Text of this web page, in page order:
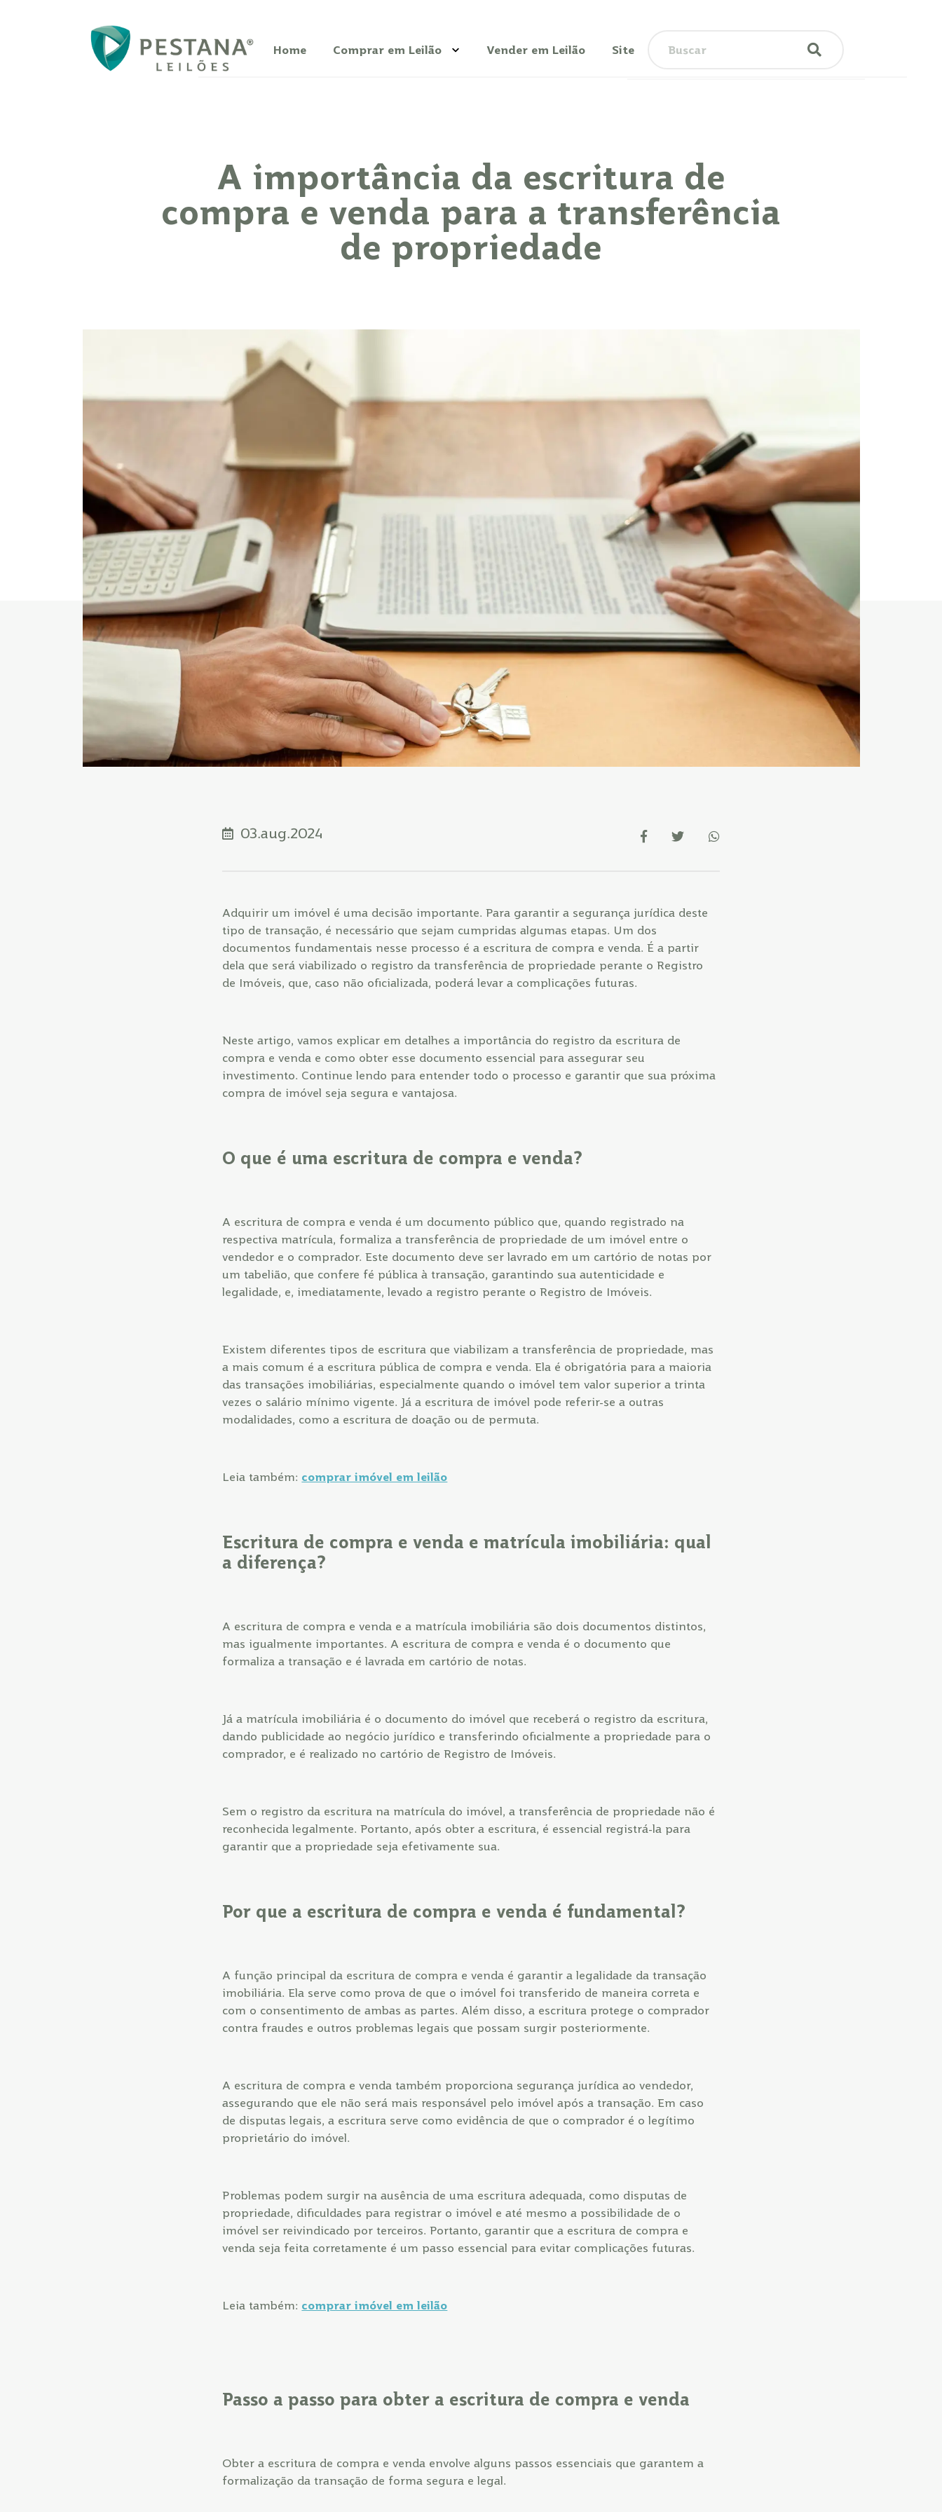
Home Comprar em Leilão Vender em Leilão
Dicas
Site
A importância da escritura de
compra e venda para a transferência
de propriedade
03.aug.2024
Adquirir um imóvel é uma decisão importante. Para garantir a segurança jurídica deste
tipo de transação, é necessário que sejam cumpridas algumas etapas. Um dos
documentos fundamentais nesse processo é a escritura de compra e venda. É a partir
dela que será viabilizado o registro da transferência de propriedade perante o Registro
de Imóveis, que, caso não oficializada, poderá levar a complicações futuras.
Neste artigo, vamos explicar em detalhes a importância do registro da escritura de
compra e venda e como obter esse documento essencial para assegurar seu
investimento. Continue lendo para entender todo o processo e garantir que sua próxima
compra de imóvel seja segura e vantajosa.
O que é uma escritura de compra e venda?
A escritura de compra e venda é um documento público que, quando registrado na
respectiva matrícula, formaliza a transferência de propriedade de um imóvel entre o
vendedor e o comprador. Este documento deve ser lavrado em um cartório de notas por
um tabelião, que confere fé pública à transação, garantindo sua autenticidade e
legalidade, e, imediatamente, levado a registro perante o Registro de Imóveis.
Existem diferentes tipos de escritura que viabilizam a transferência de propriedade, mas
a mais comum é a escritura pública de compra e venda. Ela é obrigatória para a maioria
das transações imobiliárias, especialmente quando o imóvel tem valor superior a trinta
vezes o salário mínimo vigente. Já a escritura de imóvel pode referir-se a outras
modalidades, como a escritura de doação ou de permuta.
Leia também: comprar imóvel em leilão
Escritura de compra e venda e matrícula imobiliária: qual
a diferença?
A escritura de compra e venda e a matrícula imobiliária são dois documentos distintos,
mas igualmente importantes. A escritura de compra e venda é o documento que
formaliza a transação e é lavrada em cartório de notas.
Já a matrícula imobiliária é o documento do imóvel que receberá o registro da escritura,
dando publicidade ao negócio jurídico e transferindo oficialmente a propriedade para o
comprador, e é realizado no cartório de Registro de Imóveis.
Sem o registro da escritura na matrícula do imóvel, a transferência de propriedade não é
reconhecida legalmente. Portanto, após obter a escritura, é essencial registrá-la para
garantir que a propriedade seja efetivamente sua.
Por que a escritura de compra e venda é fundamental?
A função principal da escritura de compra e venda é garantir a legalidade da transação
imobiliária. Ela serve como prova de que o imóvel foi transferido de maneira correta e
com o consentimento de ambas as partes. Além disso, a escritura protege o comprador
contra fraudes e outros problemas legais que possam surgir posteriormente.
A escritura de compra e venda também proporciona segurança jurídica ao vendedor,
assegurando que ele não será mais responsável pelo imóvel após a transação. Em caso
de disputas legais, a escritura serve como evidência de que o comprador é o legítimo
proprietário do imóvel.
Problemas podem surgir na ausência de uma escritura adequada, como disputas de
propriedade, dificuldades para registrar o imóvel e até mesmo a possibilidade de o
imóvel ser reivindicado por terceiros. Portanto, garantir que a escritura de compra e
venda seja feita corretamente é um passo essencial para evitar complicações futuras.
Leia também: comprar imóvel em leilão
Passo a passo para obter a escritura de compra e venda
Obter a escritura de compra e venda envolve alguns passos essenciais que garantem a
formalização da transação de forma segura e legal.